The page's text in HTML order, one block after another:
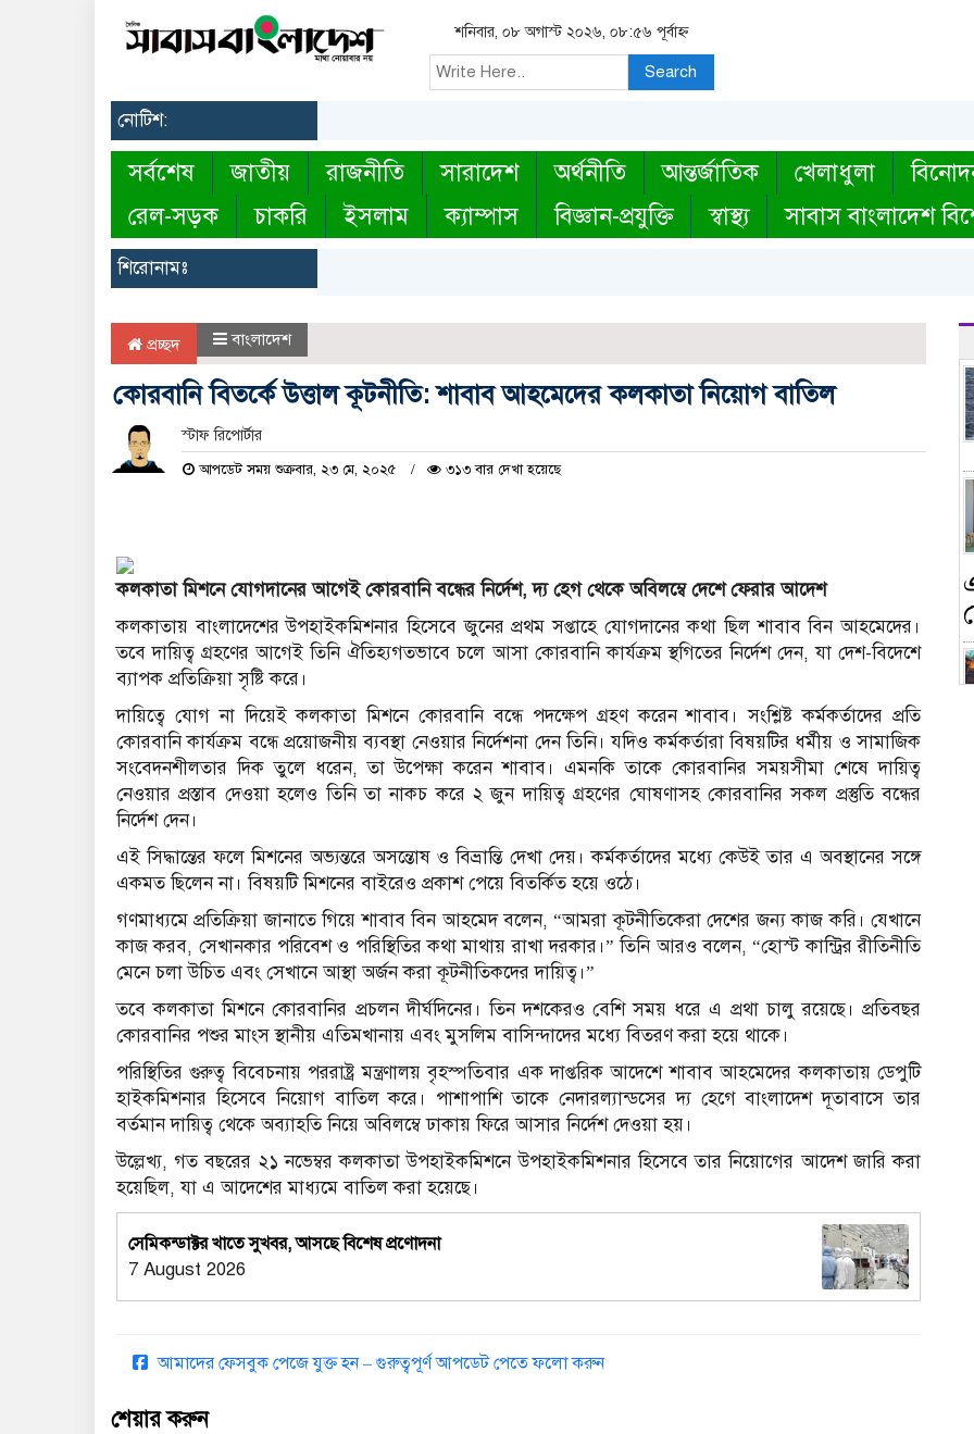
শনিবার, ০৮ অগাস্ট ২০২৬, ০৮:৫৬ পূর্বাহ্ন
Search
নোটিশ:
সর্বশেষ জাতীয় রাজনীতি সারাদেশ অর্থনীতি আন্তর্জাতিক খেলাধুলা
রেল-সড়ক
চাকরি ইসলাম ক্যাম্পাস বিজ্ঞান-প্রযুক্তি স্বাস্থ্য সাবাস বাংলাদেশ
শিরোনামঃ
প্রচ্ছদ বাংলাদেশ
কোরবানি বিতর্কে উত্তাল কূটনীতি: শাবাব আহমেদের কলকাতা নিয়োগ বাতিল
স্টাফ রিপোর্টার
আপডেট সময় শুক্রবার, ২৩ মে, ২০২৫ ৩১৩ বার দেখা হয়েছে
কলকাতা মিশনে যোগদানের আগেই কোরবানি বন্ধের নির্দেশ, দ্য হেগ থেকে অবিলম্বে দেশে ফেরার আদেশ
কলকাতায় বাংলাদেশের উপহাইকমিশনার হিসেবে জুনের প্রথম সপ্তাহে যোগদানের কথা ছিল শাবাব বিন আহমেদের।
তবে দায়িত্ব গ্রহণের আগেই তিনি ঐতিহ্যগতভাবে চলে আসা কোরবানি কার্যক্রম স্থগিতের নির্দেশ দেন, যা দেশ-বিদেশে
ব্যাপক প্রতিক্রিয়া সৃষ্টি করে।
দায়িত্বে যোগ না দিয়েই কলকাতা মিশনে কোরবানি বন্ধে পদক্ষেপ গ্রহণ করেন শাবাব। সংশ্লিষ্ট কর্মকর্তাদের প্রতি
কোরবানি কার্যক্রম বন্ধে প্রয়োজনীয় ব্যবস্থা নেওয়ার নির্দেশনা দেন তিনি। যদিও কর্মকর্তারা বিষয়টির ধর্মীয় ও সামাজিক
সংবেদনশীলতার দিক তুলে ধরেন, তা উপেক্ষা করেন শাবাব। এমনকি তাকে কোরবানির সময়সীমা শেষে দায়িত্ব
নেওয়ার প্রস্তাব দেওয়া হলেও তিনি তা নাকচ করে ২ জুন দায়িত্ব গ্রহণের ঘোষণাসহ কোরবানির সকল প্রস্তুতি বন্ধের
নির্দেশ দেন।
এই সিদ্ধান্তের ফলে মিশনের অভ্যন্তরে অসন্তোষ ও বিভ্রান্তি দেখা দেয়। কর্মকর্তাদের মধ্যে কেউই তার এ অবস্থানের সঙ্গে
একমত ছিলেন না। বিষয়টি মিশনের বাইরেও প্রকাশ পেয়ে বিতর্কিত হয়ে ওঠে।
গণমাধ্যমে প্রতিক্রিয়া জানাতে গিয়ে শাবাব বিন আহমেদ বলেন, “আমরা কূটনীতিকেরা দেশের জন্য কাজ করি। যেখানে
কাজ করব, সেখানকার পরিবেশ ও পরিস্থিতির কথা মাথায় রাখা দরকার।” তিনি আরও বলেন, “হোস্ট কান্ট্রির রীতিনীতি
মেনে চলা উচিত এবং সেখানে আস্থা অর্জন করা কূটনীতিকদের দায়িত্ব।”
তবে কলকাতা মিশনে কোরবানির প্রচলন দীর্ঘদিনের। তিন দশকেরও বেশি সময় ধরে এ প্রথা চালু রয়েছে। প্রতিবছর
কোরবানির পশুর মাংস স্থানীয় এতিমখানায় এবং মুসলিম বাসিন্দাদের মধ্যে বিতরণ করা হয়ে থাকে।
পরিস্থিতির গুরুত্ব বিবেচনায় পররাষ্ট্র মন্ত্রণালয় বৃহস্পতিবার এক দাপ্তরিক আদেশে শাবাব আহমেদের কলকাতায় ডেপুটি
হাইকমিশনার হিসেবে নিয়োগ বাতিল করে। পাশাপাশি তাকে নেদারল্যান্ডসের দ্য হেগে বাংলাদেশ দূতাবাসে তার
বর্তমান দায়িত্ব থেকে অব্যাহতি নিয়ে অবিলম্বে ঢাকায় ফিরে আসার নির্দেশ দেওয়া হয়।
উল্লেখ্য, গত বছরের ২১ নভেম্বর কলকাতা উপহাইকমিশনে উপহাইকমিশনার হিসেবে তার নিয়োগের আদেশ জারি করা
হয়েছিল, যা এ আদেশের মাধ্যমে বাতিল করা হয়েছে।
সেমিকন্ডাক্টর খাতে সুখবর, আসছে বিশেষ প্রণোদনা
7 August 2026
আমাদের ফেসবুক পেজে যুক্ত হন – গুরুত্বপূর্ণ আপডেট পেতে ফলো করুন
শেয়ার করুন